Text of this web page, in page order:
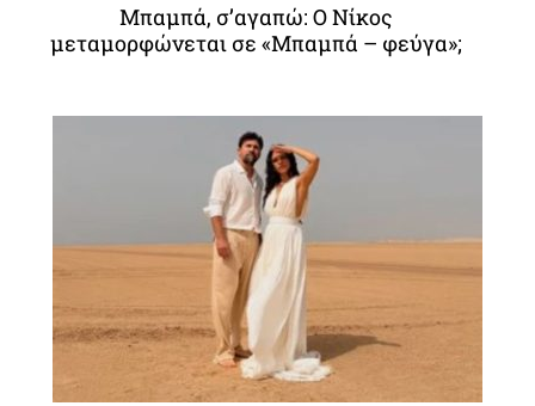
Μπαμπά, σ’αγαπώ: O Νίκος
μεταμορφώνεται σε «Μπαμπά – φεύγα»;